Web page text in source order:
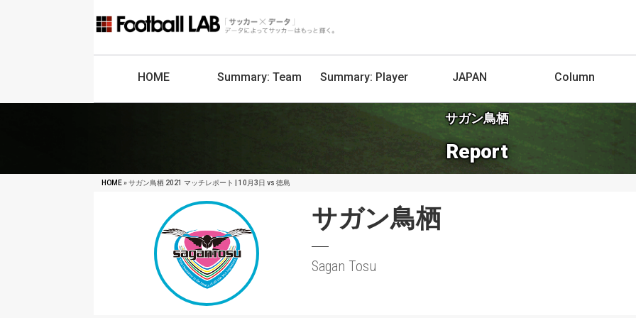
HOME Summary: Team Summary: Player JAPAN Column
サガン鳥栖
Report
HOME» サガン鳥栖 2021 マッチレポート | 10月3日 vs 徳島
サガン鳥栖
Sagan Tosu